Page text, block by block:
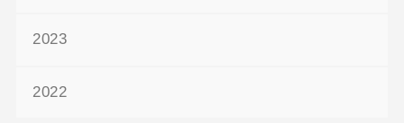
2023
2022